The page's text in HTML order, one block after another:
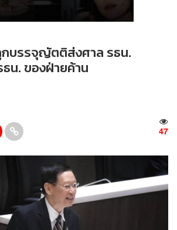
กบรรจุญัตติส่งศาล รธน.
น. ของฝ่ายค้าน
47